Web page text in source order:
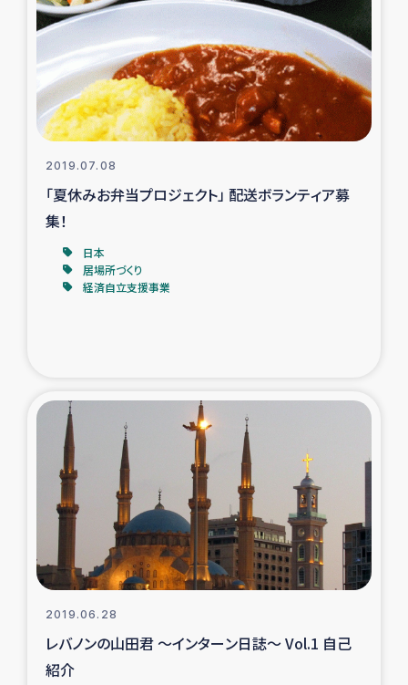
2019.07.08
「夏休みお弁当プロジェクト」 配送ボランティア募
集！
日本
居場所づくり
経済自立支援事業
2019.06.28
レバノンの山田君 ～インターン日誌～ Vol.1 自己
紹介